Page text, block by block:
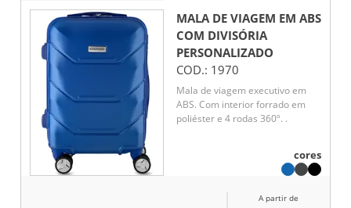
cadeado numérico TSA.
MALA DE VIAGEM EM ABS
COM DIVISÓRIA
PERSONALIZADO
COD.: 1970
Mala de viagem executivo em
ABS. Com interior forrado em
poliéster e 4 rodas 360º. .
cores
A partir de